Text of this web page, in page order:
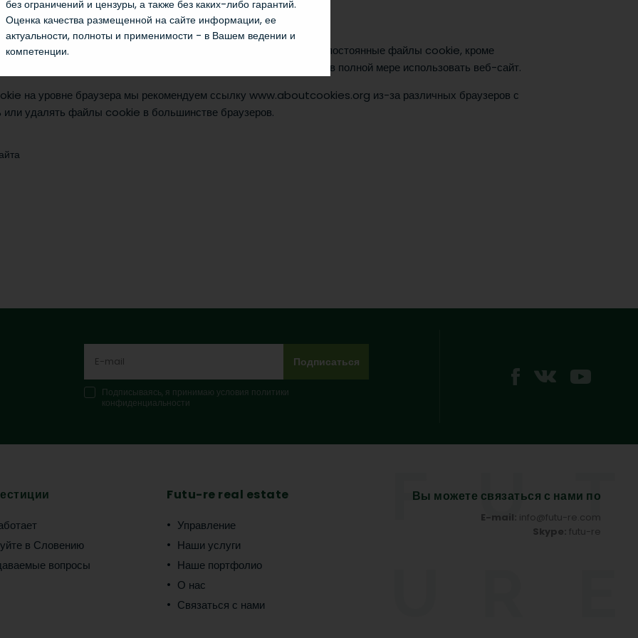
В этом случае сайт в вашем браузере не будет загружать постоянные файлы cookie, кроме
Таким образом, мы не сможем гарантировать, что вы сможете в полной мере использовать веб-сайт.
на уровне браузера мы рекомендуем ссылку www.aboutcookies.org из-за различных браузеров с
или удалять файлы cookie в большинстве браузеров.
Подписаться
Подписываясь, я принимаю условия политики
конфиденциальности
в Словению
вопросы
Futu-re real estate
Управление
Наши услуги
Наше портфолио
О нас
Связаться с нами
Вы можете связаться с нами по
E-mail: info@futu-re.com
Skype: futu-re
без ограничений и цензуры, а также без каких-либо гарантий.
Оценка качества размещенной на сайте информации, ее
актуальности, полноты и применимости - в Вашем ведении и
компетенции.